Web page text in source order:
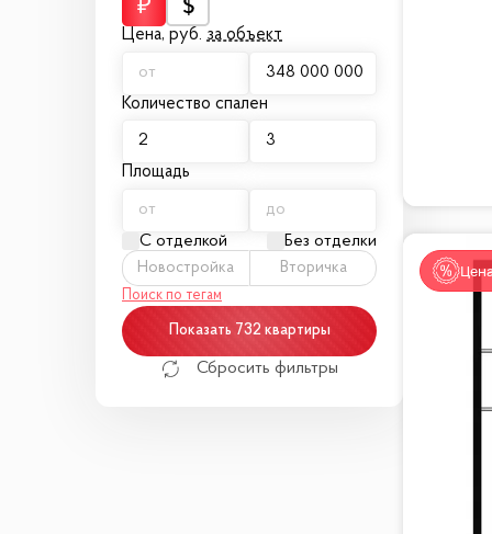
Цена, руб. за объект
Количество спален
Площадь
С отделкой Без отделки
Новостройка Вторичка
Поиск по тегам
Показать 732 квартиры
Сбросить фильтры